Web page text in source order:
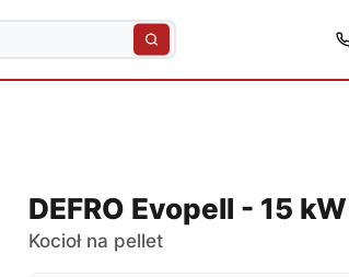
DEFRO Evopell - 15 kW
Kocioł na pellet